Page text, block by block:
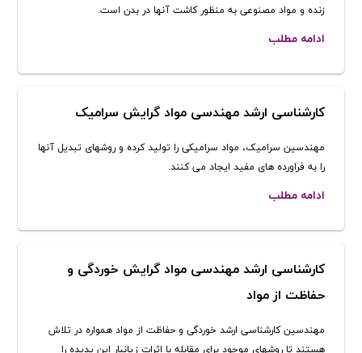
زنده و مواد مصنوعی به منظور کاشت آنها در بدن است.
ادامه مطلب
کارشناسی ارشد مهندسی مواد گرایش سرامیک
مهندسین سرامیک، مواد سرامیکی را تولید کرده و روشهای تبدیل آنها
را به فراورده های مفید ایجاد می کنند.
ادامه مطلب
کارشناسی ارشد مهندسی مواد گرایش خوردگی و
حفاظت از مواد
مهندسین کارشناسی ارشد خوردگی و حفاظت از مواد همواره در تلاش
هستند تا روشهای موجود برای مقابله با اثرات زیانبار این پدیده را